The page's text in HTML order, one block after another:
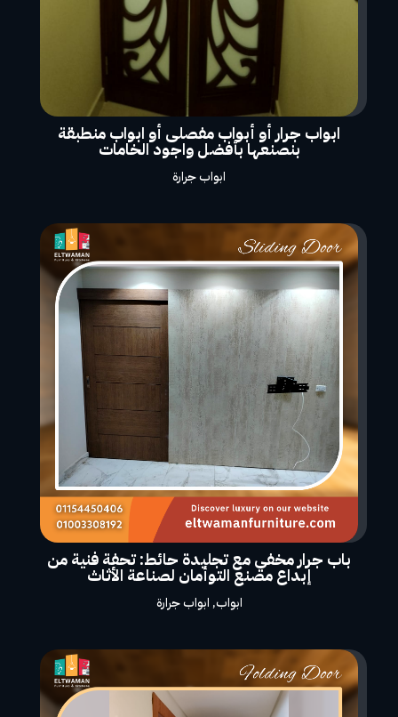
ابواب جرار أو أبواب مفصلى أو ابواب منطبقة
بنصنعها بأفضل واجود الخامات
ابواب جرارة
باب جرار مخفي مع تجليدة حائط: تحفة فنية من
إبداع مصنع التوأمان لصناعة الأثاث
ابواب, ابواب جرارة